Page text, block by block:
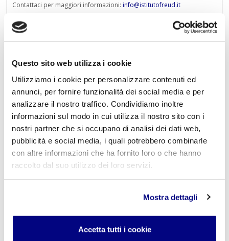
Questo sito web utilizza i cookie
Utilizziamo i cookie per personalizzare contenuti ed
annunci, per fornire funzionalità dei social media e per
analizzare il nostro traffico. Condividiamo inoltre
informazioni sul modo in cui utilizza il nostro sito con i
nostri partner che si occupano di analisi dei dati web,
pubblicità e social media, i quali potrebbero combinarle
con altre informazioni che ha fornito loro o che hanno
raccolto dal suo utilizzo dei loro servizi.
Mostra dettagli
Accetta tutti i cookie
Contattaci per maggiori informazioni: info@istitutofreud.it
L'indirizzo email non verrà pubblicato. I campi
obbligatori sono contrassegnati con*
Nome*
E-mail*